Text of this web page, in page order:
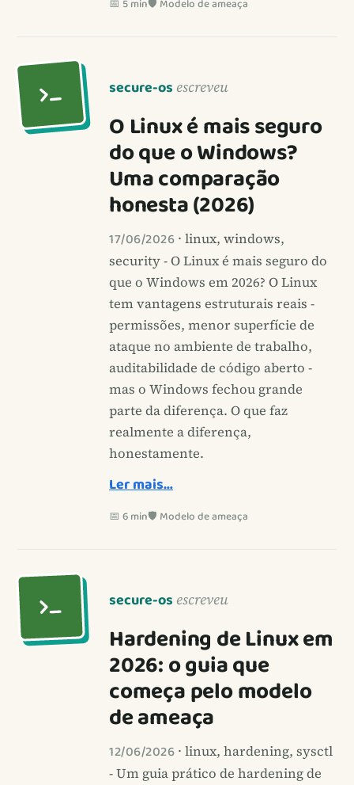
📅 5 min🛡️ Modelo de ameaça
secure-os escreveu
O Linux é mais seguro
do que o Windows?
Uma comparação
honesta (2026)
17/06/2026 · linux, windows,
security - O Linux é mais seguro do
que o Windows em 2026? O Linux
tem vantagens estruturais reais -
permissões, menor superfície de
ataque no ambiente de trabalho,
auditabilidade de código aberto -
mas o Windows fechou grande
parte da diferença. O que faz
realmente a diferença,
honestamente.
Ler mais…
📅 6 min🛡️ Modelo de ameaça
secure-os escreveu
Hardening de Linux em
2026: o guia que
começa pelo modelo
de ameaça
12/06/2026 · linux, hardening, sysctl
- Um guia prático de hardening de